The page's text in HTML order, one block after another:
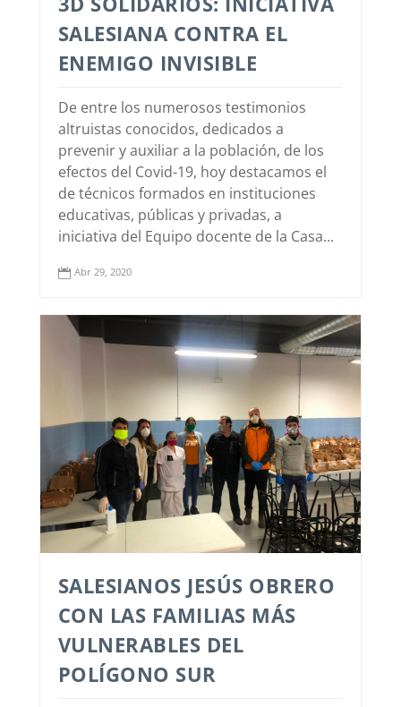
SALESIANA CONTRA EL
ENEMIGO INVISIBLE
De entre los numerosos testimonios
altruistas conocidos, dedicados a
prevenir y auxiliar a la población, de los
efectos del Covid-19, hoy destacamos el
de técnicos formados en instituciones
educativas, públicas y privadas, a
iniciativa del Equipo docente de la Casa...
 Abr 29, 2020
SALESIANOS JESÚS OBRERO
CON LAS FAMILIAS MÁS
VULNERABLES DEL
POLÍGONO SUR